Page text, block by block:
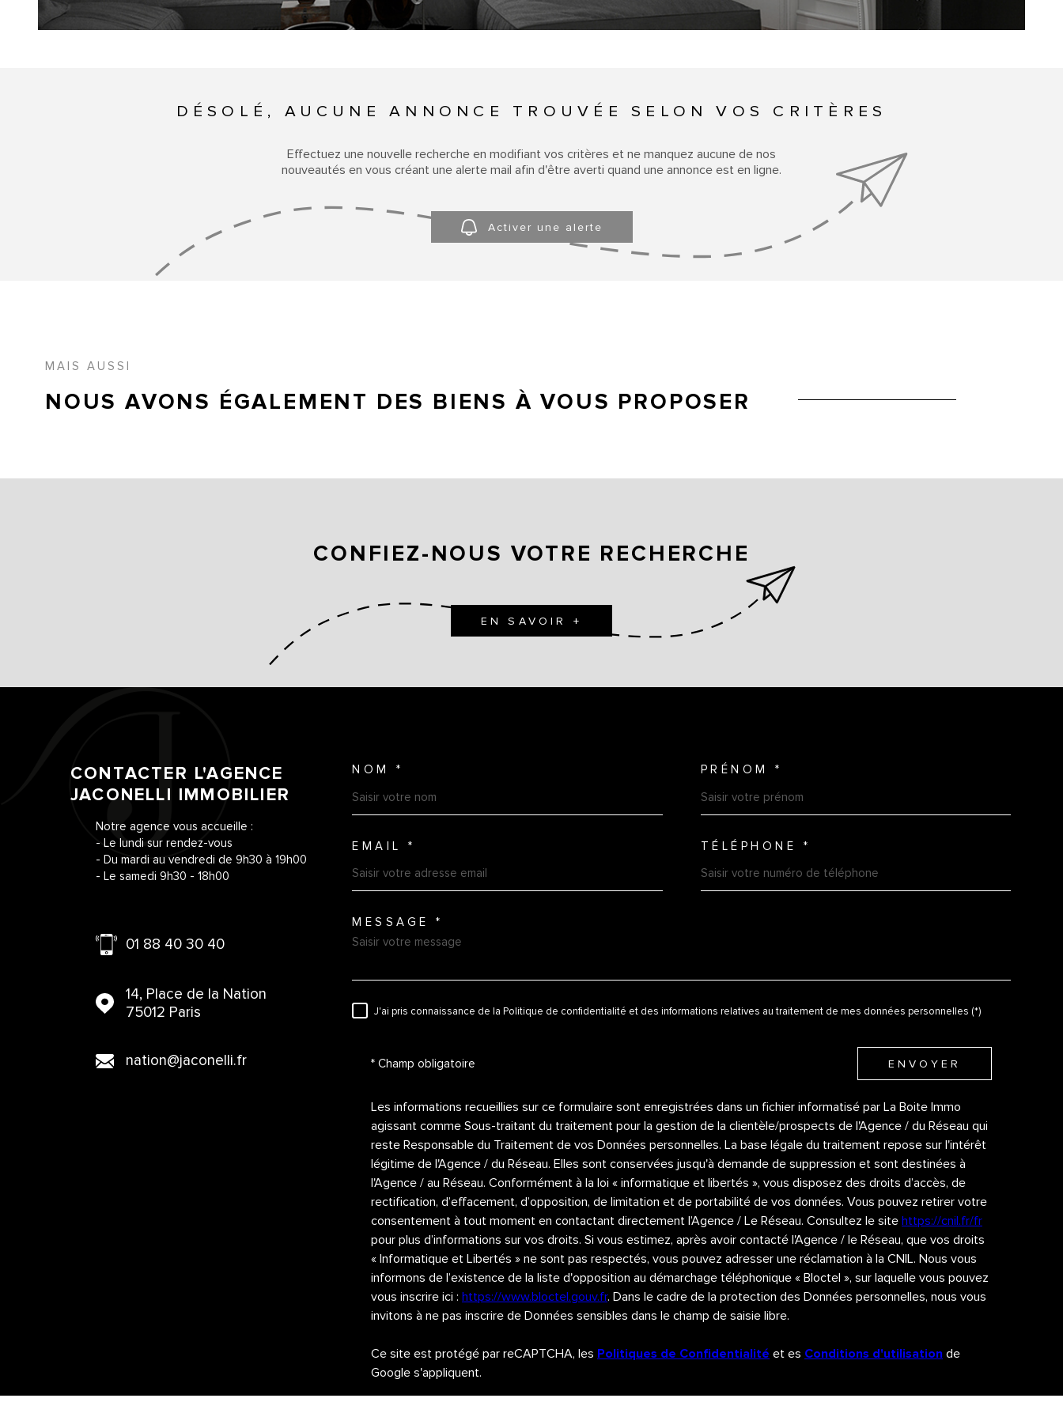
DÉSOLÉ, AUCUNE ANNONCE TROUVÉE SELON VOS CRITÈRES
Effectuez une nouvelle recherche en modifiant vos critères et ne manquez aucune de nos
nouveautés en vous créant une alerte mail afin d'être averti quand une annonce est en ligne.
Activer une alerte
MAIS AUSSI
NOUS AVONS ÉGALEMENT DES BIENS À VOUS PROPOSER
CONFIEZ-NOUS VOTRE RECHERCHE
EN SAVOIR +
CONTACTER L'AGENCE
JACONELLI IMMOBILIER
Notre agence vous accueille :
- Le lundi sur rendez-vous
- Du mardi au vendredi de 9h30 à 19h00
- Le samedi 9h30 - 18h00
01 88 40 30 40
14, Place de la Nation
75012 Paris
nation@jaconelli.fr
TRAD_MELTEM_VOSCOORDONNEES
NOM * PRÉNOM *
EMAIL * TÉLÉPHONE *
TRAD_MELTEM_VOREDEMANDE
MESSAGE *
RÈGLEMENTATION
J'ai pris connaissance de la Politique de confidentialité et des informations relatives au traitement de mes données personnelles (*)
* Champ obligatoire ENVOYER
Les informations recueillies sur ce formulaire sont enregistrées dans un fichier informatisé par La Boite Immo
agissant comme Sous-traitant du traitement pour la gestion de la clientèle/prospects de l'Agence / du Réseau qui
reste Responsable du Traitement de vos Données personnelles. La base légale du traitement repose sur l'intérêt
légitime de l'Agence / du Réseau. Elles sont conservées jusqu'à demande de suppression et sont destinées à
l'Agence / au Réseau. Conformément à la loi « informatique et libertés », vous disposez des droits d’accès, de
rectification, d’effacement, d’opposition, de limitation et de portabilité de vos données. Vous pouvez retirer votre
consentement à tout moment en contactant directement l’Agence / Le Réseau. Consultez le site https://cnil.fr/fr
pour plus d’informations sur vos droits. Si vous estimez, après avoir contacté l'Agence / le Réseau, que vos droits
« Informatique et Libertés » ne sont pas respectés, vous pouvez adresser une réclamation à la CNIL. Nous vous
informons de l’existence de la liste d'opposition au démarchage téléphonique « Bloctel », sur laquelle vous pouvez
vous inscrire ici : https://www.bloctel.gouv.fr. Dans le cadre de la protection des Données personnelles, nous vous
invitons à ne pas inscrire de Données sensibles dans le champ de saisie libre.
Ce site est protégé par reCAPTCHA, les Politiques de Confidentialité et es Conditions d'utilisation de
Google s'appliquent.